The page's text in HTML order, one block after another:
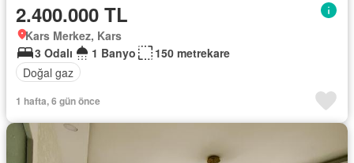
2.400.000 TL
Kars Merkez, Kars
3 Odalı
1 Banyo
150 metrekare
Doğal gaz
1 hafta, 6 gün önce